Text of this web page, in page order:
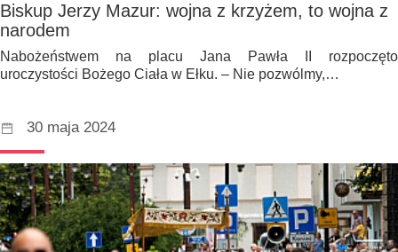
Biskup Jerzy Mazur: wojna z krzyżem, to wojna z
narodem
Nabożeństwem na placu Jana Pawła II rozpoczęto
uroczystości Bożego Ciała w Ełku. – Nie pozwólmy,…
30 maja 2024